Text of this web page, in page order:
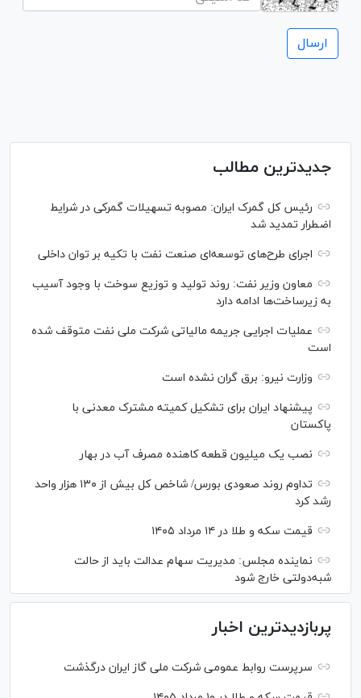
جدیدترین مطالب
رئیس کل گمرک ایران: مصوبه تسهیلات گمرکی در شرایط
اضطرار تمدید شد
اجرای طرح‌های توسعه‌ای صنعت نفت با تکیه بر توان داخلی
معاون وزیر نفت: روند تولید و توزیع سوخت با وجود آسیب
به زیرساخت‌ها ادامه دارد
عملیات اجرایی جریمه مالیاتی شرکت ملی نفت متوقف شده
است
وزارت نیرو: برق گران نشده است
پیشنهاد ایران برای تشکیل کمیته مشترک معدنی با
پاکستان
نصب یک میلیون قطعه کاهنده مصرف آب در بهار
تداوم روند صعودی بورس/ شاخص کل بیش از ۱۳۰ هزار واحد
رشد کرد
قیمت سکه و طلا در ۱۴ مرداد ۱۴۰۵
نماینده مجلس: مدیریت سهام عدالت باید از حالت
شبه‌دولتی خارج شود
پربازدیدترین اخبار
سرپرست روابط عمومی شرکت ملی گاز ایران درگذشت